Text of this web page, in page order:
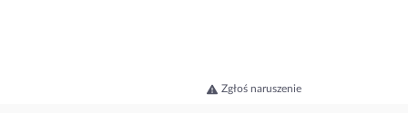
Zgłoś naruszenie